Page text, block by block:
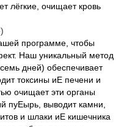
лёгкие, очищает кровь
программе, чтобы
Наш уникальный метод
дней) обеспечивает
токсины иЕ печени и
очищает эти органы
пуЕырь, выводит камни,
и шлаки иЕ кишечника